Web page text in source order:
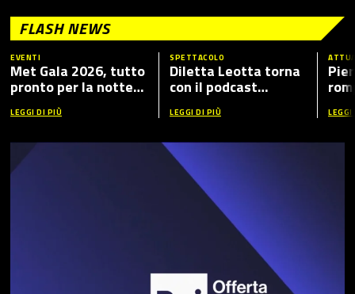
FLASH NEWS
EVENTI
Met Gala 2026, tutto
pronto per la notte
più fashion dell’anno:
tema, ospiti e dove
LEGGI DI PIÙ
SPETTACOLO
Diletta Leotta torna
con il podcast
“Mamma Dilettante
5”, ecco i nuovi ospiti
LEGGI DI PIÙ